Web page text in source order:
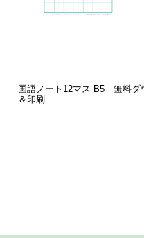
国語ノート12マス B5｜無料ダ
＆印刷